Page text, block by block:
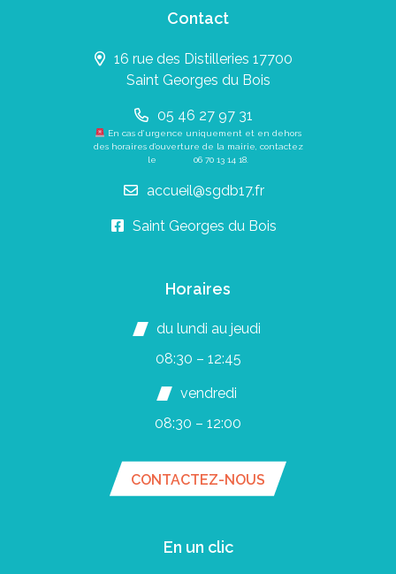
Contact
16 rue des Distilleries 17700
Saint Georges du Bois
05 46 27 97 31
En cas d’urgence uniquement et en dehors
des horaires d’ouverture de la mairie, contactez
le 06 70 13 14 18
accueil@sgdb17.fr
Saint Georges du Bois
Horaires
du lundi au jeudi
08:30 – 12:45
vendredi
08:30 – 12:00
CONTACTEZ-NOUS
En un clic